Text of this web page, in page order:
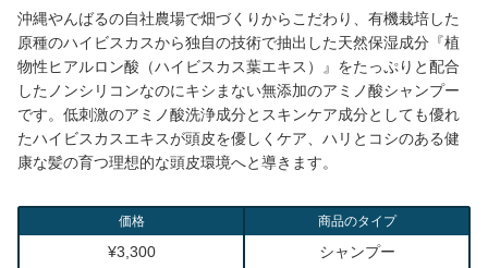
沖縄やんばるの自社農場で畑づくりからこだわり、有機栽培した
原種のハイビスカスから独自の技術で抽出した天然保湿成分『植
物性ヒアルロン酸（ハイビスカス葉エキス）』をたっぷりと配合
したノンシリコンなのにキシまない無添加のアミノ酸シャンプー
です。低刺激のアミノ酸洗浄成分とスキンケア成分としても優れ
たハイビスカスエキスが頭皮を優しくケア、ハリとコシのある健
康な髪の育つ理想的な頭皮環境へと導きます。
価格
¥3,300
商品のタイプ
シャンプー